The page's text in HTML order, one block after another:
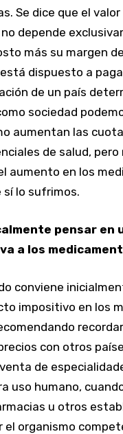
Se dice que el valor
depende
más su margen
dispuesto a
de un país
sociedad
aumentan las
de salud, pero
aumento en los
sí lo sufrimos.
pensar en
a los
conviene
impositivo en los
con otros
de
uso humano,
u otros
el organismo